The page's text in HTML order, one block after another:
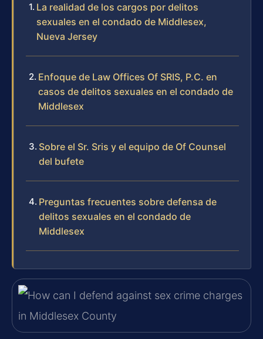
La realidad de los cargos por delitos
sexuales en el condado de Middlesex,
Nueva Jersey
Enfoque de Law Offices Of SRIS, P.C. en
casos de delitos sexuales en el condado de
Middlesex
Sobre el Sr. Sris y el equipo de Of Counsel
del bufete
Preguntas frecuentes sobre defensa de
delitos sexuales en el condado de
Middlesex